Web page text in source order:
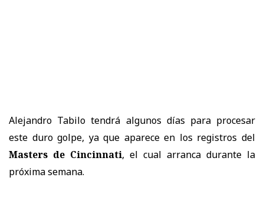
Alejandro Tabilo tendrá algunos días para procesar
este duro golpe, ya que aparece en los registros del
Masters de Cincinnati, el cual arranca durante la
próxima semana.